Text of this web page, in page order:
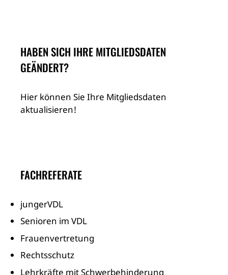
HABEN SICH IHRE MITGLIEDSDATEN
GEÄNDERT?
Hier können Sie Ihre Mitgliedsdaten
aktualisieren!
FACHREFERATE
jungerVDL
Senioren im VDL
Frauenvertretung
Rechtsschutz
Lehrkräfte mit Schwerbehinderung